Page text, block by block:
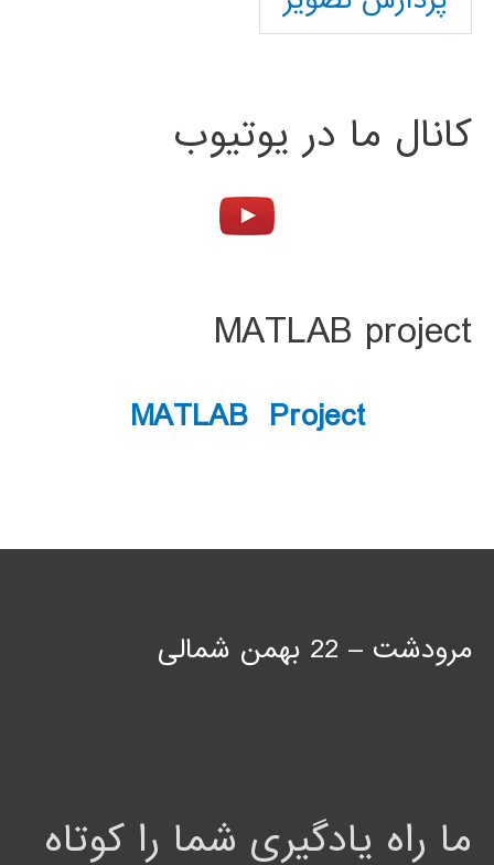
کانال ما در یوتیوب
MATLAB project
MATLAB Project
مرودشت – 22 بهمن شمالی
ما راه یادگیری شما را کوتاه